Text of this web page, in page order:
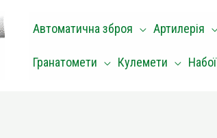
Автоматична зброя Артилерія
Гранатомети Кулемети Набої